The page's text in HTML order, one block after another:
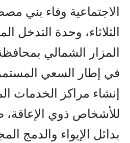
الاجتماعية وفاء بني
الثلاثاء، وحدة التدخل
المزار الشمالي
في إطار السعي
إنشاء مراكز الخدمات
للأشخاص ذوي
بدائل الإيواء والدمج